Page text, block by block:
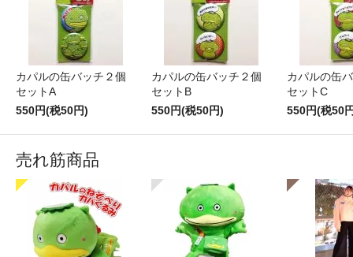
カパルの缶バッチ２個
セットA
550円(税50円)
カパルの缶バッチ２個
セットB
550円(税50円)
カパルの缶
セットC
550円(税50
売れ筋商品